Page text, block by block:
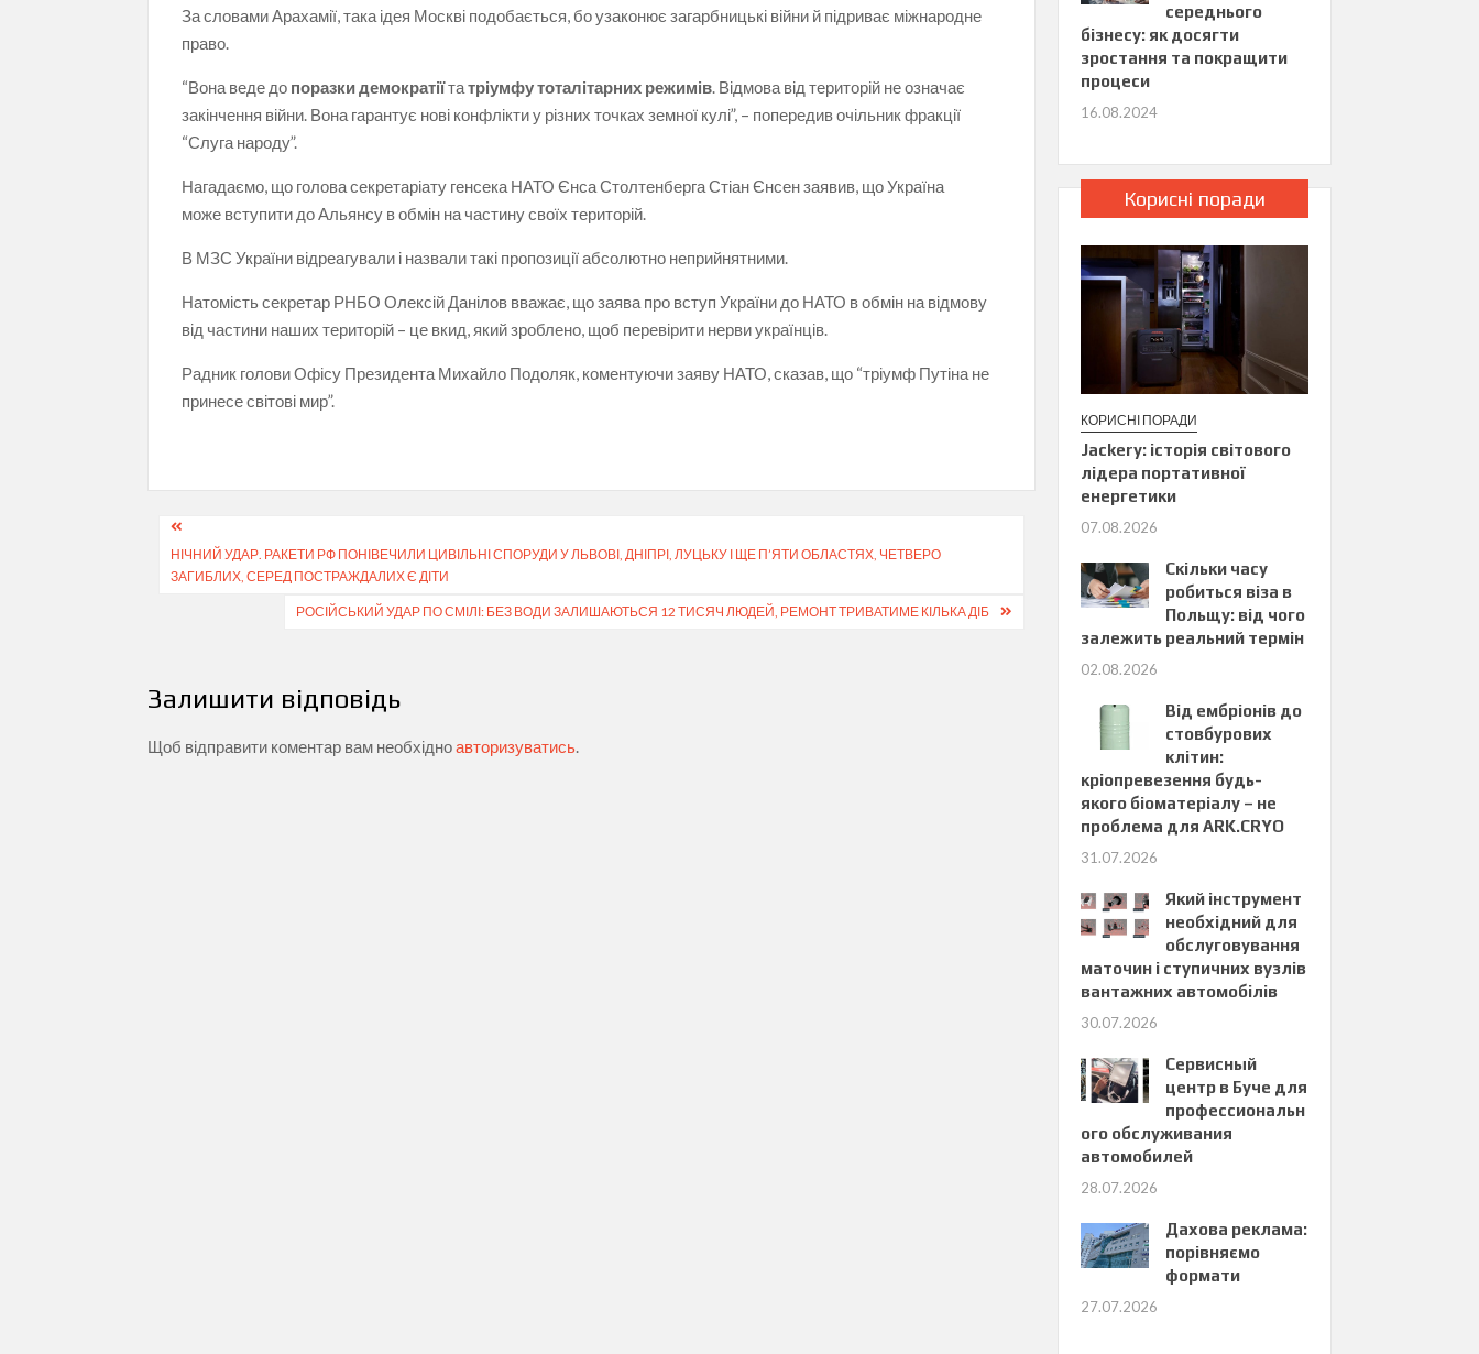
За словами Арахамії, така ідея Москві подобається, бо узаконює загарбницькі війни й підриває міжнародне
право.
“Вона веде до поразки демократіїтатріумфу тоталітарних режимів. Відмова від територій не означає
закінчення війни. Вона гарантує нові конфлікти у різних точках земної кулі”, – попередив очільник фракції
“Слуга народу”.
Нагадаємо, що голова секретаріату генсека НАТО Єнса Столтенберга Стіан Єнсен заявив, що Україна
може вступити до Альянсу в обмін на частину своїх територій.
В МЗС України відреагували і назвали такі пропозиції абсолютно неприйнятними.
Натомість секретар РНБО Олексій Данілов вважає, що заява про вступ України до НАТО в обмін на відмову
від частини наших територій – це вкид, який зроблено, щоб перевірити нерви українців.
Радник голови Офісу Президента Михайло Подоляк, коментуючи заяву НАТО, сказав, що “тріумф Путіна не
принесе світові мир”.
Навігація
записів
НІЧНИЙ УДАР. РАКЕТИ РФ ПОНІВЕЧИЛИ ЦИВІЛЬНІ СПОРУДИ У ЛЬВОВІ, ДНІПРІ, ЛУЦЬКУ І ЩЕ П’ЯТИ ОБЛАСТЯХ, ЧЕТВЕРО
ЗАГИБЛИХ, СЕРЕД ПОСТРАЖДАЛИХ Є ДІТИ
РОСІЙСЬКИЙ УДАР ПО СМІЛІ: БЕЗ ВОДИ ЗАЛИШАЮТЬСЯ 12 ТИСЯЧ ЛЮДЕЙ, РЕМОНТ ТРИВАТИМЕ КІЛЬКА ДІБ
Залишити відповідь
Щоб відправити коментар вам необхідноавторизуватись.
середнього
бізнесу: як досягти
зростання та покращити
процеси
16.08.2024
Корисні поради
КОРИСНІ ПОРАДИ
Jackery: історія світового
лідера портативної
енергетики
07.08.2026
Скільки часу
робиться віза в
Польщу: від чого
залежить реальний термін
02.08.2026
Від ембріонів до
стовбурових
клітин:
кріопревезення будь-
якого біоматеріалу – не
проблема для ARK.CRYO
31.07.2026
Який інструмент
необхідний для
обслуговування
маточин і ступичних вузлів
вантажних автомобілів
30.07.2026
Сервисный
центр в Буче для
профессиональн
ого обслуживания
автомобилей
28.07.2026
Дахова реклама:
порівняємо
формати
27.07.2026